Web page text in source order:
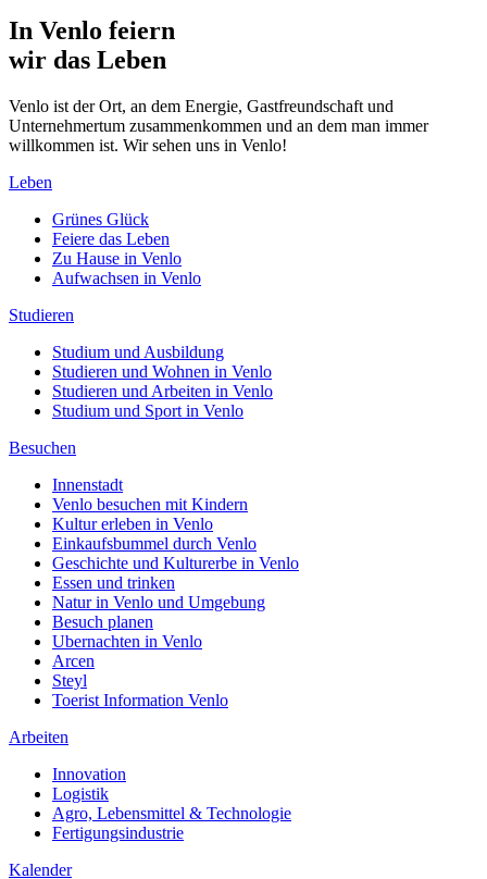
In Venlo feiern
wir das Leben
Venlo ist der Ort, an dem Energie, Gastfreundschaft und
Unternehmertum zusammenkommen und an dem man immer
willkommen ist. Wir sehen uns in Venlo!
Leben
Grünes Glück
Feiere das Leben
Zu Hause in Venlo
Aufwachsen in Venlo
Studieren
Studium und Ausbildung
Studieren und Wohnen in Venlo
Studieren und Arbeiten in Venlo
Studium und Sport in Venlo
Besuchen
Innenstadt
Venlo besuchen mit Kindern
Kultur erleben in Venlo
Einkaufsbummel durch Venlo
Geschichte und Kulturerbe in Venlo
Essen und trinken
Natur in Venlo und Umgebung
Besuch planen
Ubernachten in Venlo
Arcen
Steyl
Toerist Information Venlo
Arbeiten
Innovation
Logistik
Agro, Lebensmittel & Technologie
Fertigungsindustrie
Kalender